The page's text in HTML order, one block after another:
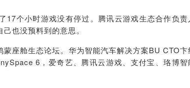
17个小时游戏没有停过。 腾讯云游戏生态合作负责
己也没预料到的意思。
座舱生态论坛。华为智能汽车解决方案BU CTO卞
6， 爱奇艺、腾讯云游戏、支付宝、珞博智